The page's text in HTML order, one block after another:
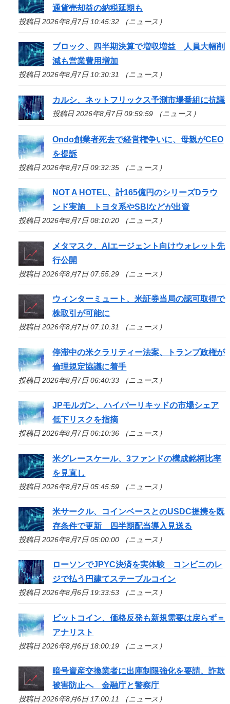
通貨売却益の納税延期も
投稿日 2026年8月7日 10:45:32 （ニュース）
ブロック、四半期決算で増収増益 人員大幅削
減も営業費用増加
投稿日 2026年8月7日 10:30:31 （ニュース）
カルシ、ネットフリックス予測市場番組に抗議
投稿日 2026年8月7日 09:59:59 （ニュース）
Ondo創業者死去で経営権争いに、母親がCEO
を提訴
投稿日 2026年8月7日 09:32:35 （ニュース）
NOT A HOTEL、計165億円のシリーズDラウ
ンド実施 トヨタ系やSBIなどが出資
投稿日 2026年8月7日 08:10:20 （ニュース）
メタマスク、AIエージェント向けウォレット先
行公開
投稿日 2026年8月7日 07:55:29 （ニュース）
ウィンターミュート、米証券当局の認可取得で
株取引が可能に
投稿日 2026年8月7日 07:10:31 （ニュース）
停滞中の米クラリティー法案、トランプ政権が
倫理規定協議に着手
投稿日 2026年8月7日 06:40:33 （ニュース）
JPモルガン、ハイパーリキッドの市場シェア
低下リスクを指摘
投稿日 2026年8月7日 06:10:36 （ニュース）
米グレースケール、3ファンドの構成銘柄比率
を見直し
投稿日 2026年8月7日 05:45:59 （ニュース）
米サークル、コインベースとのUSDC提携を既
存条件で更新 四半期配当導入見送る
投稿日 2026年8月7日 05:00:00 （ニュース）
ローソンでJPYC決済を実体験 コンビニのレ
ジで払う円建てステーブルコイン
投稿日 2026年8月6日 19:33:53 （ニュース）
ビットコイン、価格反発も新規需要は戻らず＝
アナリスト
投稿日 2026年8月6日 18:00:19 （ニュース）
暗号資産交換業者に出庫制限強化を要請、詐欺
被害防止へ 金融庁と警察庁
投稿日 2026年8月6日 17:00:11 （ニュース）